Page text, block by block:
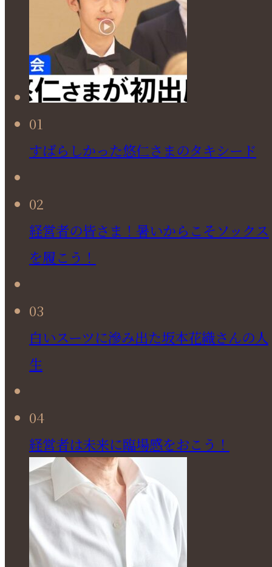
01
すばらしかった悠仁さまのタキシード
02
経営者の皆さま！暑いからこそソックス
を履こう！
03
白いスーツに滲み出た坂本花織さんの人
生
04
経営者は未来に臨場感をおこう！